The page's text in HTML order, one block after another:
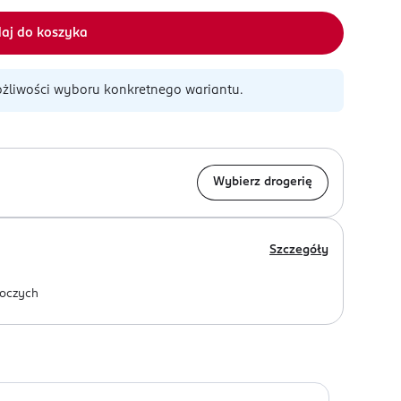
do koszyka
wyboru konkretnego wariantu.
Wybierz drogerię
Szczegóły